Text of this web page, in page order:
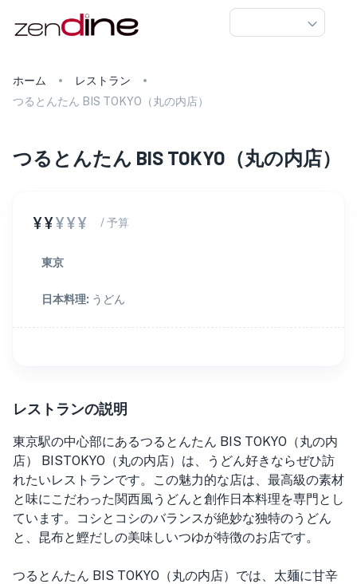
ホーム
レストラン
つるとんたん BIS TOKYO（丸の内店）
つるとんたん BIS TOKYO（丸の内店）
¥¥¥¥¥ / 予算
東京
日本料理: うどん
レストランの説明
東京駅の中心部にあるつるとんたん BIS TOKYO（丸の内
店） BISTOKYO（丸の内店）は、うどん好きならぜひ訪
れたいレストランです。この魅力的な店は、最高級の素材
と味にこだわった関西風うどんと創作日本料理を専門とし
ています。コシとコシのバランスが絶妙な独特のうどん
と、昆布と鰹だしの美味しいつゆが特徴のお店です。
つるとんたん BIS TOKYO（丸の内店）では、太麺に甘辛